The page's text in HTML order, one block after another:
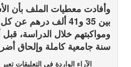
وأفادت معطيات الملف بأن
بين 35 و41 ألف
ومواكبتهم خلال الدراسة،
سنة جامعية كاملة وإلحاق